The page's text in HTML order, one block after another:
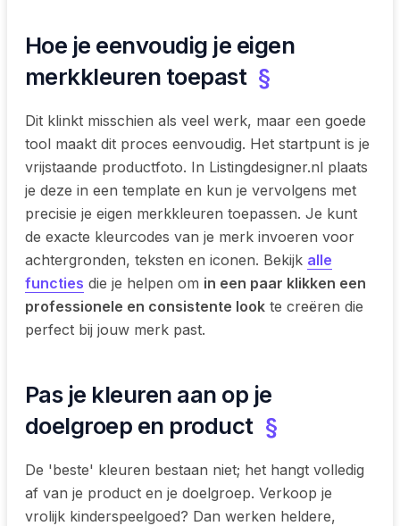
Hoe je eenvoudig je eigen
merkkleuren toepast §
Dit klinkt misschien als veel werk, maar een goede
tool maakt dit proces eenvoudig. Het startpunt is je
vrijstaande productfoto. In Listingdesigner.nl plaats
je deze in een template en kun je vervolgens met
precisie je eigen merkkleuren toepassen. Je kunt
de exacte kleurcodes van je merk invoeren voor
achtergronden, teksten en iconen. Bekijk alle
functies die je helpen om in een paar klikken een
professionele en consistente look te creëren die
perfect bij jouw merk past.
Pas je kleuren aan op je
doelgroep en product §
De 'beste' kleuren bestaan niet; het hangt volledig
af van je product en je doelgroep. Verkoop je
vrolijk kinderspeelgoed? Dan werken heldere,